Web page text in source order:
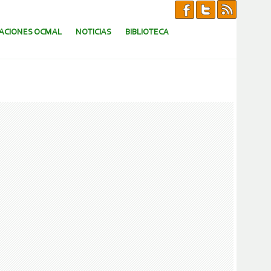
OCMAL NOTICIAS BIBLIOTECA